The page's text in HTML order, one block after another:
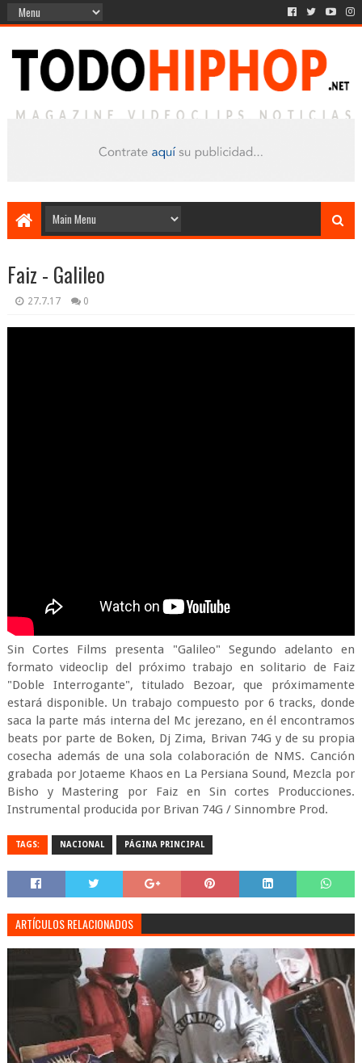
Faiz - Galileo
27.7.17 0
Sin Cortes Films presenta "Galileo" Segundo adelanto en
formato videoclip del próximo trabajo en solitario de Faiz
"Doble Interrogante", titulado Bezoar, que próximamente
estará disponible. Un trabajo compuesto por 6 tracks, donde
saca la parte más interna del Mc jerezano, en él encontramos
beats por parte de Boken, Dj Zima, Brivan 74G y de su propia
cosecha además de una sola colaboración de NMS. Canción
grabada por Jotaeme Khaos en La Persiana Sound, Mezcla por
Bisho y Mastering por Faiz en Sin cortes Producciones.
Instrumental producida por Brivan 74G / Sinnombre Prod.
TAGS: NACIONAL PÁGINA PRINCIPAL
ARTÍCULOS RELACIONADOS